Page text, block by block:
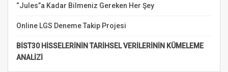
“Jules”a Kadar Bilmeniz Gereken Her Şey
Online LGS Deneme Takip Projesi
BİST30 HİSSELERİNİN TARİHSEL VERİLERİNİN KÜMELEME
ANALİZİ